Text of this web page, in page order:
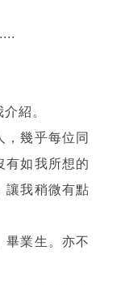
紹。
，幾乎每位同
有如我所想的
讓我稍微有點
畢業生。亦不